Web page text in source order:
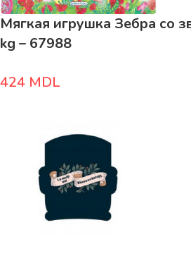
Мягкая игрушка Зебра со
kg – 67988
424 MDL